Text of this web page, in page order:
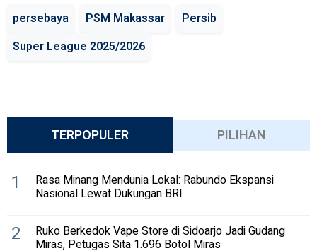
persebaya PSM Makassar
Persib
Super League 2025/2026
TERPOPULER PILIHAN
1 Rasa Minang Mendunia Lokal: Rabundo Ekspansi
Nasional Lewat Dukungan BRI
2 Ruko Berkedok Vape Store di Sidoarjo Jadi Gudang
Miras, Petugas Sita 1.696 Botol Miras